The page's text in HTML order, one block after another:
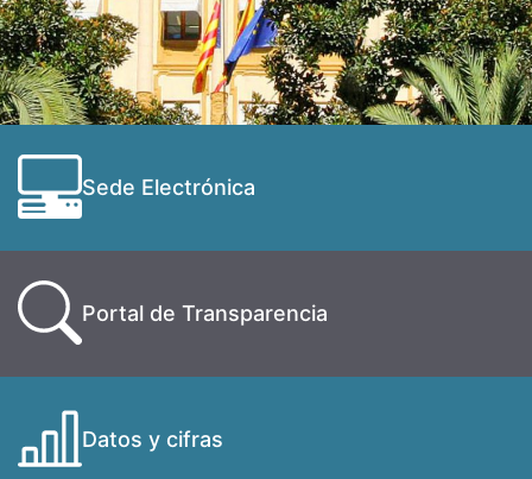
Sede Electrónica
Portal de Transparencia
Datos y cifras